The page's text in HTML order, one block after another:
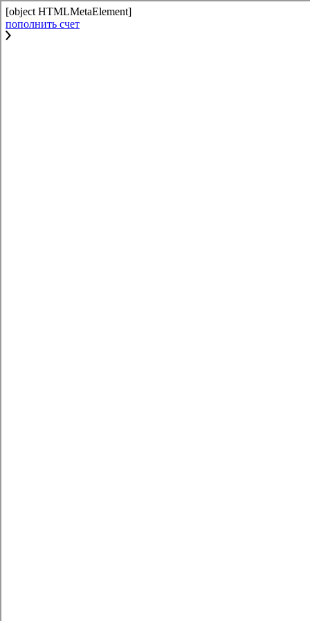
[object HTMLMetaElement]
пополнить счет